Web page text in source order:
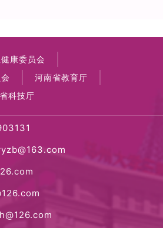
康委员会
河南省教育厅
科技厅